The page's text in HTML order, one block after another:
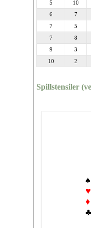
5 10
6
7
7
5
7
8
9
3
10
2
Spillstensiler
♠
♥
♦
♣